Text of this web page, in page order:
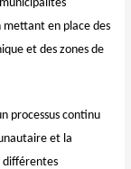
en place des
et des zones de
processus continu
et la
différentes